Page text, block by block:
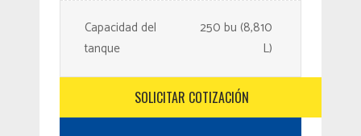
Capacidad del
tanque
250 bu (8,810
L)
SOLICITAR COTIZACIÓN